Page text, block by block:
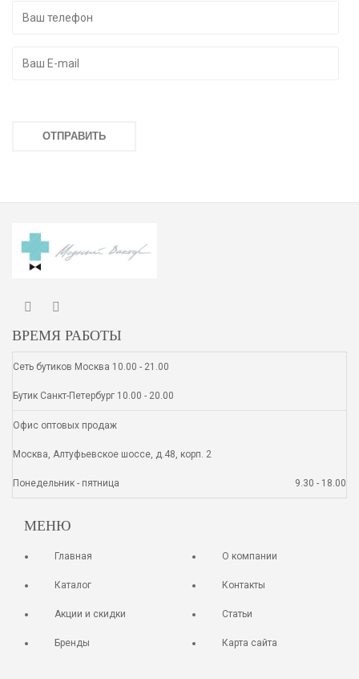
ВРЕМЯ РАБОТЫ
Сеть бутиков Москва 10.00 - 21.00
Бутик Санкт-Петербург 10.00 - 20.00
Офис оптовых продаж
Москва, Алтуфьевское шоссе, д.48, корп. 2
Понедельник - пятница 9.30 - 18.00
МЕНЮ
Главная
Каталог
Акции и скидки
Бренды
О компании
Контакты
Статьи
Карта сайта